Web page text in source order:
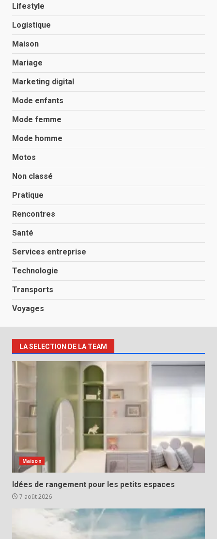
Lifestyle
Logistique
Maison
Mariage
Marketing digital
Mode enfants
Mode femme
Mode homme
Motos
Non classé
Pratique
Rencontres
Santé
Services entreprise
Technologie
Transports
Voyages
LA SELECTION DE LA TEAM
Maison
Idées de rangement pour les petits espaces
7 août 2026